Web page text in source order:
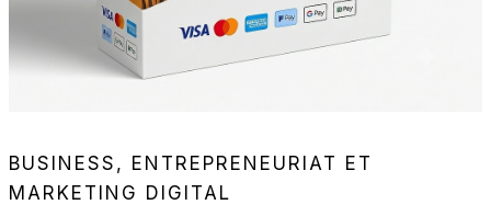
BUSINESS, ENTREPRENEURIAT ET
MARKETING DIGITAL